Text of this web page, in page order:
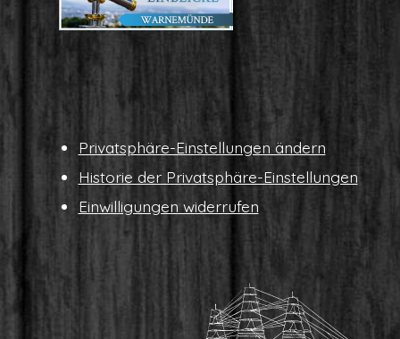
Pri­vat­sphä­re-Ein­stel­lun­gen ändern
His­to­rie der Privatsphäre-Einstellungen
Ein­wil­li­gun­gen widerrufen